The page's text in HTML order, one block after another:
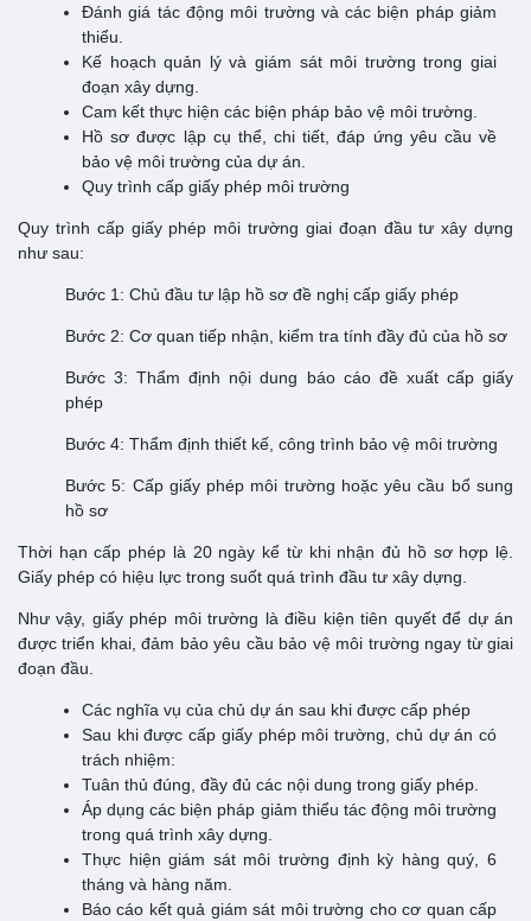
Đánh giá tác động môi trường và các biện pháp giảm
thiểu.
Kế hoạch quản lý và giám sát môi trường trong giai
đoạn xây dựng.
Cam kết thực hiện các biện pháp bảo vệ môi trường.
Hồ sơ được lập cụ thể, chi tiết, đáp ứng yêu cầu về
bảo vệ môi trường của dự án.
Quy trình cấp giấy phép môi trường
Quy trình cấp giấy phép môi trường giai đoạn đầu tư xây dựng
như sau:
Bước 1: Chủ đầu tư lập hồ sơ đề nghị cấp giấy phép
Bước 2: Cơ quan tiếp nhận, kiểm tra tính đầy đủ của hồ sơ
Bước 3: Thẩm định nội dung báo cáo đề xuất cấp giấy
phép
Bước 4: Thẩm định thiết kế, công trình bảo vệ môi trường
Bước 5: Cấp giấy phép môi trường hoặc yêu cầu bổ sung
hồ sơ
Thời hạn cấp phép là 20 ngày kể từ khi nhận đủ hồ sơ hợp lệ.
Giấy phép có hiệu lực trong suốt quá trình đầu tư xây dựng.
Như vậy, giấy phép môi trường là điều kiện tiên quyết để dự án
được triển khai, đảm bảo yêu cầu bảo vệ môi trường ngay từ giai
đoạn đầu.
Các nghĩa vụ của chủ dự án sau khi được cấp phép
Sau khi được cấp giấy phép môi trường, chủ dự án có
trách nhiệm:
Tuân thủ đúng, đầy đủ các nội dung trong giấy phép.
Áp dụng các biện pháp giảm thiểu tác động môi trường
trong quá trình xây dựng.
Thực hiện giám sát môi trường định kỳ hàng quý, 6
tháng và hàng năm.
Báo cáo kết quả giám sát môi trường cho cơ quan cấp